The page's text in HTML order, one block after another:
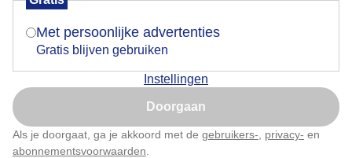
Met persoonlijke advertenties
Gratis blijven gebruiken
Instellingen
Doorgaan
Als je doorgaat, ga je akkoord met de gebruikers- privacy- en
abonnementsvoorwaarden
Lente
Zomer
Is goed, toon de popup
Nu niet, misschien later
Klik hierom dit aan te passen